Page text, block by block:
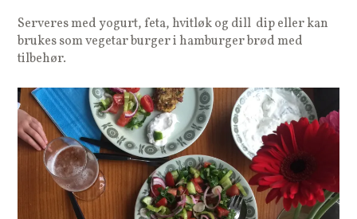
Serveres med yogurt, feta, hvitløk og dill dip eller kan
brukes som vegetar burger i hamburger brød med
tilbehør.